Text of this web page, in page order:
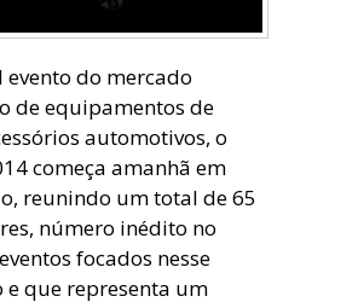
evento do mercado
de equipamentos de
automotivos, o
começa amanhã em
reunindo um total de 65
número inédito no
focados nesse
e que representa um